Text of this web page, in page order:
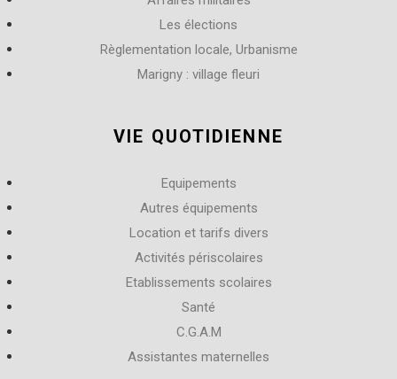
Les élections
Règlementation locale, Urbanisme
Marigny : village fleuri
VIE QUOTIDIENNE
Equipements
Autres équipements
Location et tarifs divers
Activités périscolaires
Etablissements scolaires
Santé
C.G.A.M
Assistantes maternelles